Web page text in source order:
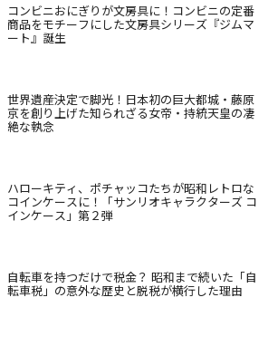
コンビニおにぎりが文房具に！コンビニの定番
商品をモチーフにした文房具シリーズ『ジムマ
ート』誕生
世界遺産決定で脚光！日本初の巨大都城・藤原
京を創り上げた知られざる女帝・持統天皇の凄
絶な執念
ハローキティ、ポチャッコたちが昭和レトロな
コインケースに！「サンリオキャラクターズ コ
インケース」第２弾
自転車を持つだけで税金？ 昭和まで続いた「自
転車税」の意外な歴史と脱税が横行した理由